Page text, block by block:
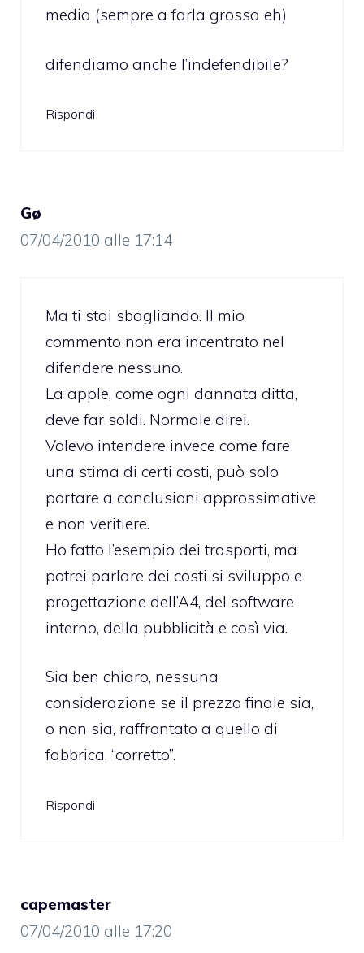
media (sempre a farla grossa eh)
difendiamo anche l’indefendibile?
Rispondi
Gø
07/04/2010 alle 17:14
Ma ti stai sbagliando. Il mio
commento non era incentrato nel
difendere nessuno.
La apple, come ogni dannata ditta,
deve far soldi. Normale direi.
Volevo intendere invece come fare
una stima di certi costi, può solo
portare a conclusioni approssimative
e non veritiere.
Ho fatto l’esempio dei trasporti, ma
potrei parlare dei costi si sviluppo e
progettazione dell’A4, del software
interno, della pubblicità e così via.
Sia ben chiaro, nessuna
considerazione se il prezzo finale sia,
o non sia, raffrontato a quello di
fabbrica, “corretto”.
Rispondi
capemaster
07/04/2010 alle 17:20